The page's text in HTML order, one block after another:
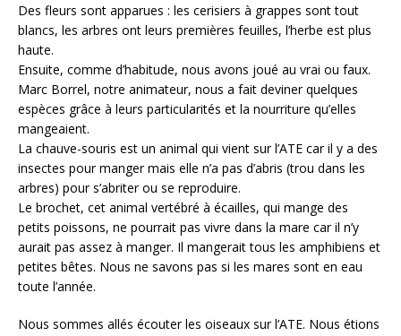
Des fleurs sont apparues : les cerisiers à grappes sont tout
blancs, les arbres ont leurs premières feuilles, l’herbe est plus
haute.
Ensuite, comme d’habitude, nous avons joué au vrai ou faux.
Marc Borrel, notre animateur, nous a fait deviner quelques
espèces grâce à leurs particularités et la nourriture qu’elles
mangeaient.
La chauve-souris est un animal qui vient sur l’ATE car il y a des
insectes pour manger mais elle n’a pas d’abris (trou dans les
arbres) pour s’abriter ou se reproduire.
Le brochet, cet animal vertébré à écailles, qui mange des
petits poissons, ne pourrait pas vivre dans la mare car il n’y
aurait pas assez à manger. Il mangerait tous les amphibiens et
petites bêtes. Nous ne savons pas si les mares sont en eau
toute l’année.
Nous sommes allés écouter les oiseaux sur l’ATE. Nous étions